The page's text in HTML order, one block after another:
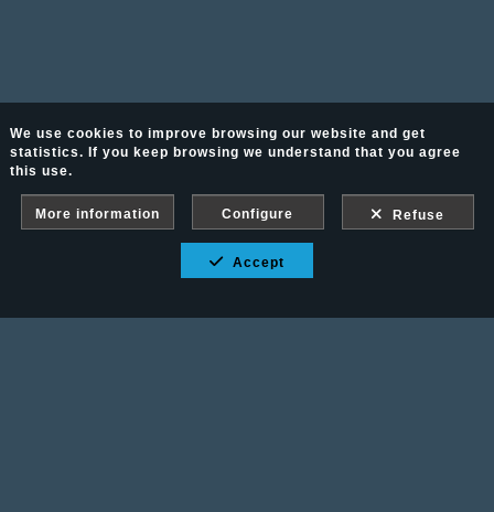
We use cookies to improve browsing our website and get
statistics. If you keep browsing we understand that you agree
this use.
More information Configure Refuse
Accept